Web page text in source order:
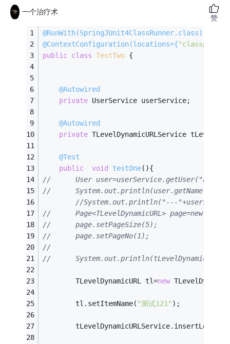
一个治疗术
@RunWith(SpringJUnit4ClassRunner.class)
@ContextConfiguration(locations={
public class TestTwo {
@Autowired
private UserService userService;
@Autowired
private TLevelDynamicURLService
@Test
public
void testOne(){
//		User
//
//System.out.println("---
//		Page<TLevelDynamicURL> page=new
//		page.setPageSize(5);
//		page.setPageNo(1);
//
		TLevelDynamicURL tl=
new
		tl.setItemName(
"测试121" );
赞